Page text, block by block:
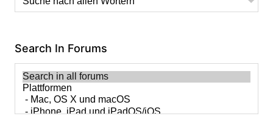
Search In Forums